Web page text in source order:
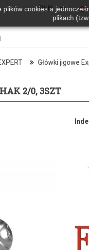
Waluta : PLN
Główki jigowe
2/0, 3SZT
cookies a
plikach